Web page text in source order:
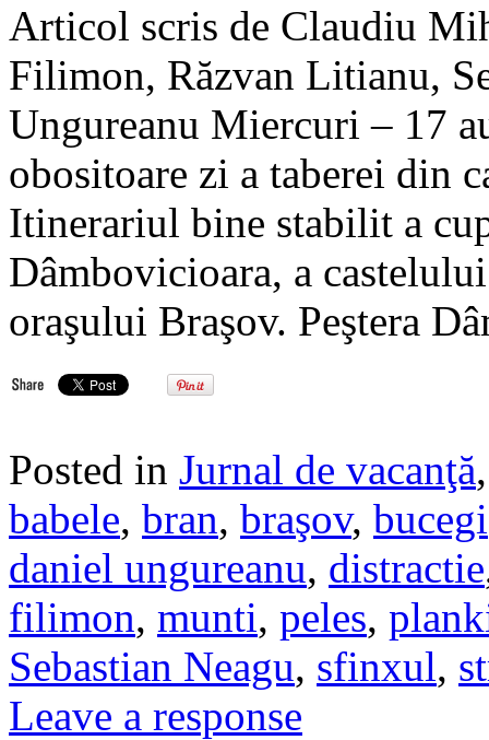
Articol scris de Claudiu
Filimon, Răzvan Litianu,
Ungureanu Miercuri – 17
obositoare zi a taberei din
Itinerariul bine stabilit a
Dâmbovicioara, a
oraşului Braşov. Peştera
Posted in Jurnal de vacanţă
babele, bran, braşov, bucegi
daniel ungureanu, distractie
filimon, munti, peles,
Sebastian Neagu, sfinxul,
Leave a response